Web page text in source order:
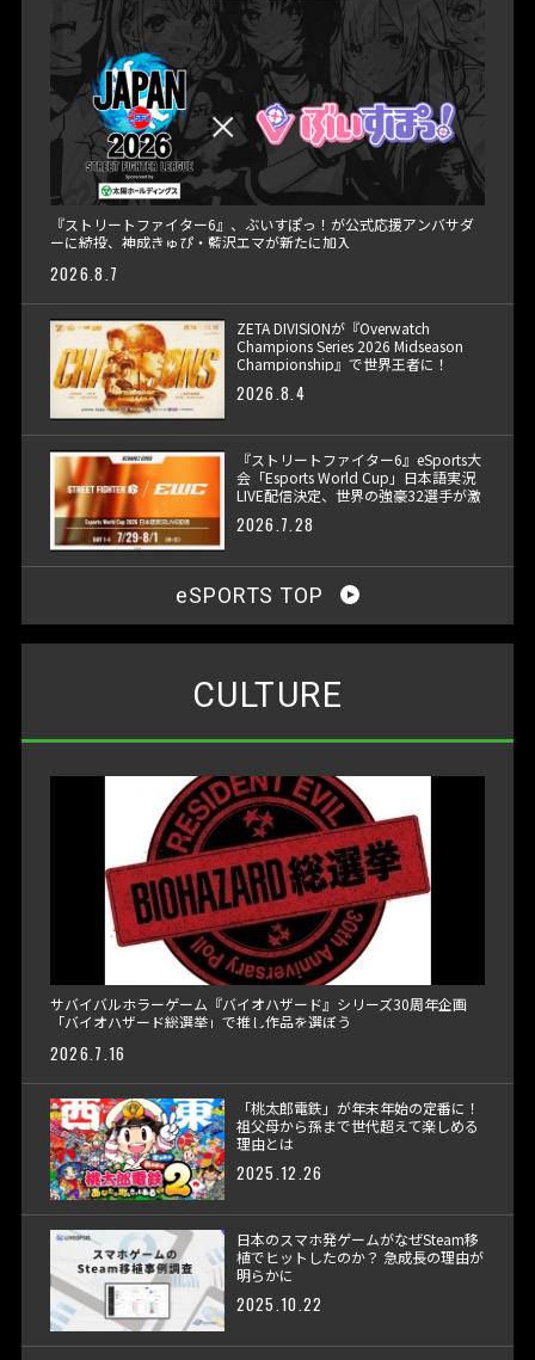
『ストリートファイター6』、ぶいすぽっ！が公式応援アンバサダ
ーに続投、神成きゅぴ・藍沢エマが新たに加入
2026.8.7
ZETA DIVISIONが『Overwatch
Champions Series 2026 Midseason
Championship』で世界王者に！
2026.8.4
『ストリートファイター6』eSports大
会「Esports World Cup」日本語実況
LIVE配信決定、世界の強豪32選手が激
2026.7.28
eSPORTS TOP
CULTURE
サバイバルホラーゲーム『バイオハザード』シリーズ30周年企画
「バイオハザード総選挙」で推し作品を選ぼう
2026.7.16
「桃太郎電鉄」が年末年始の定番に！
祖父母から孫まで世代超えて楽しめる
理由とは
2025.12.26
日本のスマホ発ゲームがなぜSteam移
植でヒットしたのか？ 急成長の理由が
明らかに
2025.10.22